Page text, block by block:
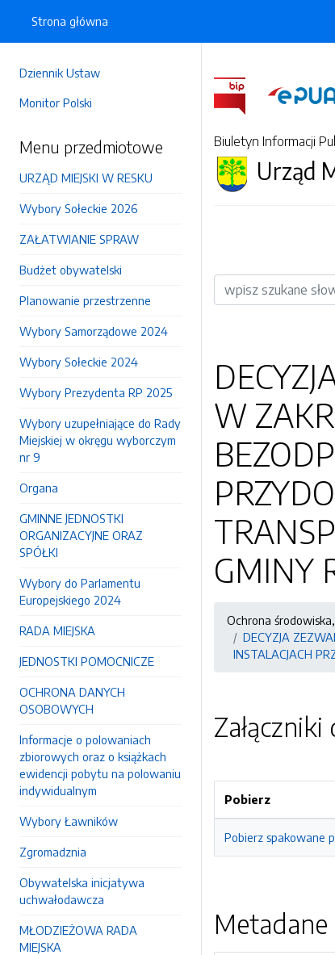
Dziennik Ustaw
Monitor Polski
Menu przedmiotowe
URZĄD MIEJSKI W RESKU
Wybory Sołeckie 2026
ZAŁATWIANIE SPRAW
Budżet obywatelski
Planowanie przestrzenne
Wybory Samorządowe 2024
Wybory Sołeckie 2024
Wybory Prezydenta RP 2025
Wybory uzupełniające do Rady
Miejskiej w okręgu wyborczym
nr 9
Organa
GMINNE JEDNOSTKI
ORGANIZACYJNE ORAZ
SPÓŁKI
Wybory do Parlamentu
Europejskiego 2024
RADA MIEJSKA
JEDNOSTKI POMOCNICZE
OCHRONA DANYCH
OSOBOWYCH
Informacje o polowaniach
zbiorowych oraz o książkach
ewidencji pobytu na polowaniu
indywidualnym
Wybory Ławników
Zgromadznia
Obywatelska inicjatywa
uchwałodawcza
MŁODZIEŻOWA RADA
MIEJSKA
Strona główna
Biuletyn Informacji
Urząd
Wyszukiwarka
W
GMINY
Ochrona
DECYZJA
INSTALACJACH
Pobierz
Pobierz spakowane